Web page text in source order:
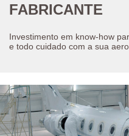
FABRICANTE
Investimento em know-how
e todo cuidado com a sua